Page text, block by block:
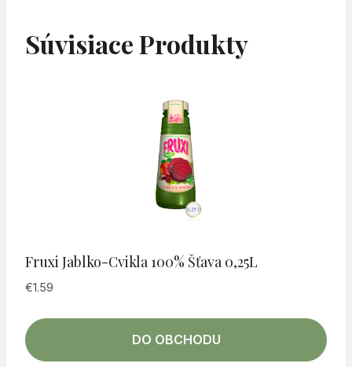
Súvisiace Produkty
Fruxi Jablko-Cvikla 100% Šťava 0,25L
€1.59
DO OBCHODU